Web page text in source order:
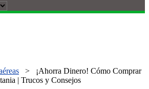
> ¡Ahorra Dinero! Cómo Comprar
| Trucos y Consejos